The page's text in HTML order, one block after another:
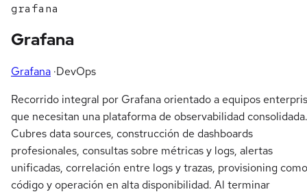
grafana
Grafana
Grafana ·DevOps
Recorrido integral por Grafana orientado a equipos
que necesitan una plataforma de observabilidad consolidada.
Cubres data sources, construcción de dashboards
profesionales, consultas sobre métricas y logs, alertas
unificadas, correlación entre logs y trazas, provisioning como
código y operación en alta disponibilidad. Al terminar